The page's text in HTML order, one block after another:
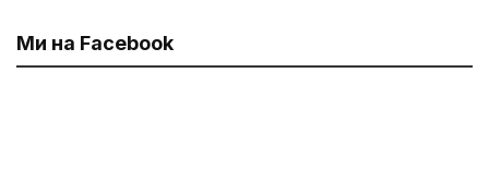
Ми на Facebook